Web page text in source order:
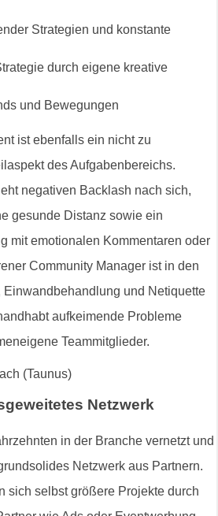
Strategien und konstante
durch eigene kreative
und Bewegungen
ist ebenfalls ein nicht zu
des Aufgabenbereichs.
negativen Backlash nach sich,
gesunde Distanz sowie ein
mit emotionalen Kommentaren oder
Community Manager ist in den
und Netiquette
aufkeimende Probleme
Teammitglieder.
Netzwerk
in der Branche vernetzt und
Netzwerk aus Partnern.
sich selbst größere Projekte durch